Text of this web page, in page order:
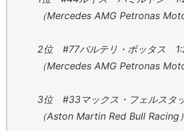
（Mercedes AMG Petronas
2位 #77バルテリ・ボッタス
（Mercedes AMG Petronas
3位 #33マックス・フェルスタ
（Aston Martin Red Bull Racing）